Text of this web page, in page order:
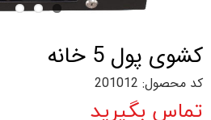
کشوی پول 5 خانه
کد محصول: 201012
تماس بگیرید